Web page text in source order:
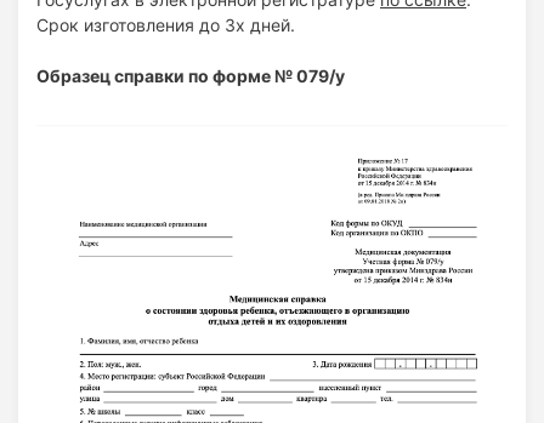
Срок изготовления до 3х дней.
Образец справки по форме № 079/у